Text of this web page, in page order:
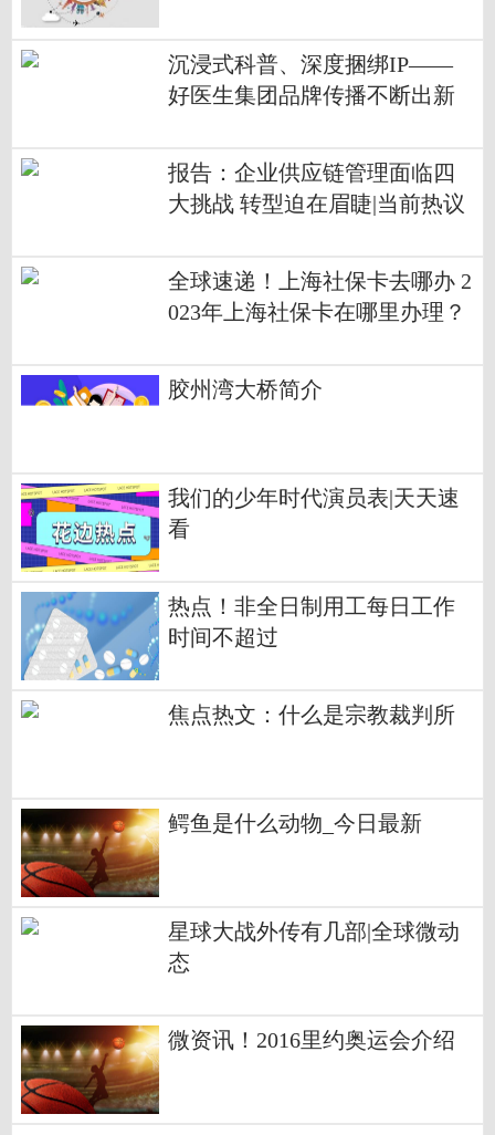
沉浸式科普、深度捆绑IP——
好医生集团品牌传播不断出新
报告：企业供应链管理面临四
大挑战 转型迫在眉睫|当前热议
全球速递！上海社保卡去哪办 2
023年上海社保卡在哪里办理？
胶州湾大桥简介
我们的少年时代演员表|天天速
看
热点！非全日制用工每日工作
时间不超过
焦点热文：什么是宗教裁判所
鳄鱼是什么动物_今日最新
星球大战外传有几部|全球微动
态
微资讯！2016里约奥运会介绍